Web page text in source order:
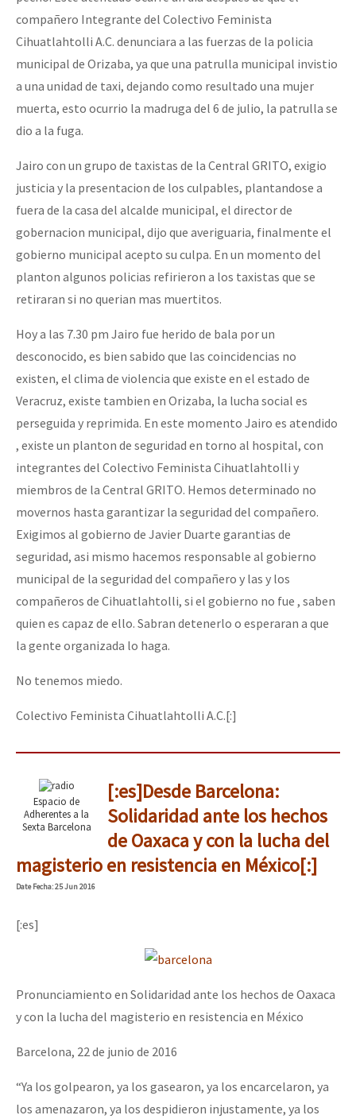
compañero Integrante del Colectivo Feminista
Cihuatlahtolli A.C. denunciara a las fuerzas de la policia
municipal de Orizaba, ya que una patrulla municipal invistio
a una unidad de taxi, dejando como resultado una mujer
muerta, esto ocurrio la madruga del 6 de julio, la patrulla se
dio a la fuga.
Jairo con un grupo de taxistas de la Central GRITO, exigio
justicia y la presentacion de los culpables, plantandose a
fuera de la casa del alcalde municipal, el director de
gobernacion municipal, dijo que averiguaria, finalmente el
gobierno municipal acepto su culpa. En un momento del
planton algunos policias refirieron a los taxistas que se
retiraran si no querian mas muertitos.
Hoy a las 7.30 pm Jairo fue herido de bala por un
desconocido, es bien sabido que las coincidencias no
existen, el clima de violencia que existe en el estado de
Veracruz, existe tambien en Orizaba, la lucha social es
perseguida y reprimida. En este momento Jairo es atendido
, existe un planton de seguridad en torno al hospital, con
integrantes del Colectivo Feminista Cihuatlahtolli y
miembros de la Central GRITO. Hemos determinado no
movernos hasta garantizar la seguridad del compañero.
Exigimos al gobierno de Javier Duarte garantias de
seguridad, asi mismo hacemos responsable al gobierno
municipal de la seguridad del compañero y las y los
compañeros de Cihuatlahtolli, si el gobierno no fue , saben
quien es capaz de ello. Sabran detenerlo o esperaran a que
la gente organizada lo haga.
No tenemos miedo.
Colectivo Feminista Cihuatlahtolli A.C.[:]
Espacio de
Adherentes a la
Sexta Barcelona
[:es]Desde Barcelona:
Solidaridad ante los hechos
de Oaxaca y con la lucha del
magisterio en resistencia en México[:]
DateFecha: 25 Jun 2016
[:es]
Pronunciamiento en Solidaridad ante los hechos de Oaxaca
y con la lucha del magisterio en resistencia en México
Barcelona, 22 de junio de 2016
“Ya los golpearon, ya los gasearon, ya los encarcelaron, ya
los amenazaron, ya los despidieron injustamente, ya los